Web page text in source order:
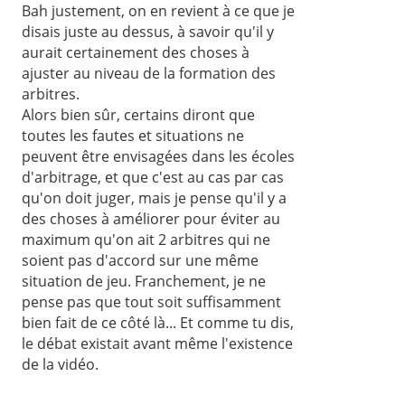
Bah justement, on en revient à ce que je
disais juste au dessus, à savoir qu'il y
aurait certainement des choses à
ajuster au niveau de la formation des
arbitres.
Alors bien sûr, certains diront que
toutes les fautes et situations ne
peuvent être envisagées dans les écoles
d'arbitrage, et que c'est au cas par cas
qu'on doit juger, mais je pense qu'il y a
des choses à améliorer pour éviter au
maximum qu'on ait 2 arbitres qui ne
soient pas d'accord sur une même
situation de jeu. Franchement, je ne
pense pas que tout soit suffisamment
bien fait de ce côté là... Et comme tu dis,
le débat existait avant même l'existence
de la vidéo.